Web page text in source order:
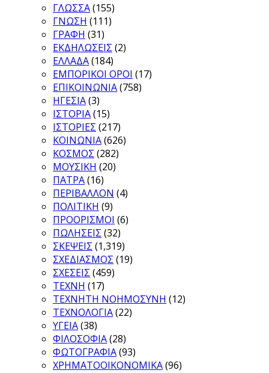
ΓΛΩΣΣΑ(155)
ΓΝΩΣΗ (111)
ΓΡΑΦΗ (31)
ΕΚΔΗΛΩΣΕΙΣ (2)
ΕΛΛΑΔΑ(184)
ΕΜΠΟΡΙΚΟΙ ΟΡΟΙ (17)
ΕΠΙΚΟΙΝΩΝΙΑ(758)
ΗΓΕΣΙΑ(3)
ΙΣΤΟΡΙΑ(15)
ΙΣΤΟΡΙΕΣ (217)
ΚΟΙΝΩΝΙΑ(626)
ΚΟΣΜΟΣ (282)
ΜΟΥΣΙΚΗ (20)
ΠΑΤΡΑ(16)
ΠΕΡΙΒΑΛΛΟΝ (4)
ΠΟΛΙΤΙΚΗ (9)
ΠΡΟΟΡΙΣΜΟΙ (6)
ΠΩΛΗΣΕΙΣ (32)
ΣΚΕΨΕΙΣ (1,319)
ΣΧΕΔΙΑΣΜΟΣ (19)
ΣΧΕΣΕΙΣ (459)
ΤΕΧΝΗ (17)
ΤΕΧΝΗΤΗ ΝΟΗΜΟΣΥΝΗ (12)
ΤΕΧΝΟΛΟΓΙΑ(22)
ΥΓΕΙΑ(38)
ΦΙΛΟΣΟΦΙΑ(28)
ΦΩΤΟΓΡΑΦΙΑ(93)
ΧΡΗΜΑΤΟΟΙΚΟΝΟΜΙΚΑ(96)